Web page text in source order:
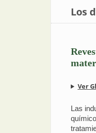
Los
Ver
Las